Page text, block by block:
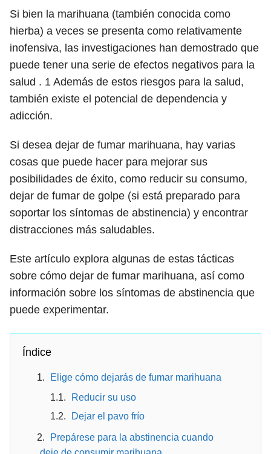
Si bien la marihuana (también conocida como
hierba) a veces se presenta como relativamente
inofensiva, las investigaciones han demostrado que
puede tener una serie de efectos negativos para la
salud . 1 Además de estos riesgos para la salud,
también existe el potencial de dependencia y
adicción.
Si desea dejar de fumar marihuana, hay varias
cosas que puede hacer para mejorar sus
posibilidades de éxito, como reducir su consumo,
dejar de fumar de golpe (si está preparado para
soportar los síntomas de abstinencia) y encontrar
distracciones más saludables.
Este artículo explora algunas de estas tácticas
sobre cómo dejar de fumar marihuana, así como
información sobre los síntomas de abstinencia que
puede experimentar.
Índice
Elige cómo dejarás de fumar marihuana
Reducir su uso
Dejar el pavo frío
Prepárese para la abstinencia cuando